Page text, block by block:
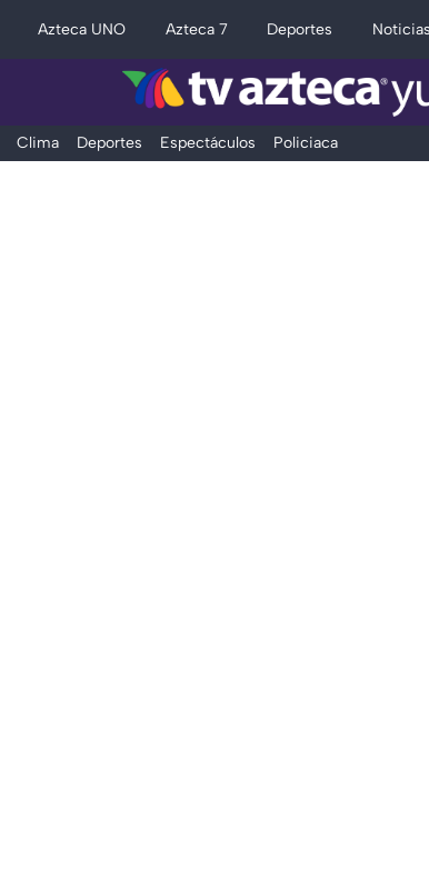
Azteca UNO Azteca 7 Deportes Noticias
Clima Deportes Espectáculos Policiaca